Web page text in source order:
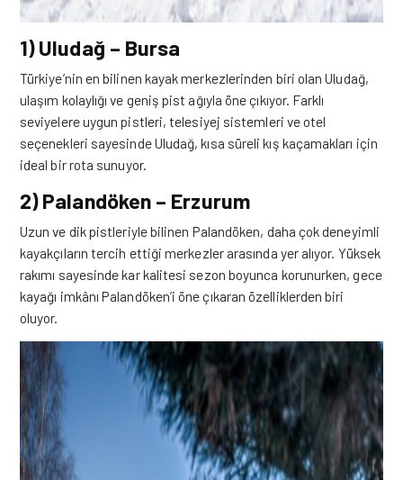
1) Uludağ – Bursa
Türkiye’nin en bilinen kayak merkezlerinden biri olan Uludağ,
ulaşım kolaylığı ve geniş pist ağıyla öne çıkıyor. Farklı
seviyelere uygun pistleri, telesiyej sistemleri ve otel
seçenekleri sayesinde Uludağ, kısa süreli kış kaçamakları için
ideal bir rota sunuyor.
2) Palandöken – Erzurum
Uzun ve dik pistleriyle bilinen Palandöken, daha çok deneyimli
kayakçıların tercih ettiği merkezler arasında yer alıyor. Yüksek
rakımı sayesinde kar kalitesi sezon boyunca korunurken, gece
kayağı imkânı Palandöken’i öne çıkaran özelliklerden biri
oluyor.